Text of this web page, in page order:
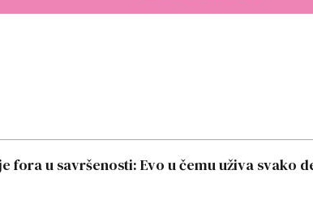
fora u savršenosti: Evo u čemu uživa svako